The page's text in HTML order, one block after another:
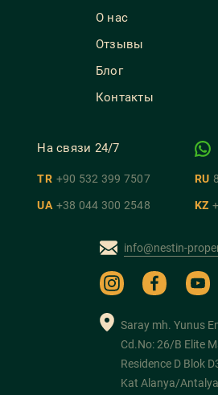
О нас
Отзывы
Блог
Контакты
На связи 24/7
TR +90 532 399 7507 RU
UA +38 044 300 2548 KZ
info@nestin-
Saray mh. Yunus
Cd.No: 26/B Elite
Residence D Blok
Kat Alanya/Antalya